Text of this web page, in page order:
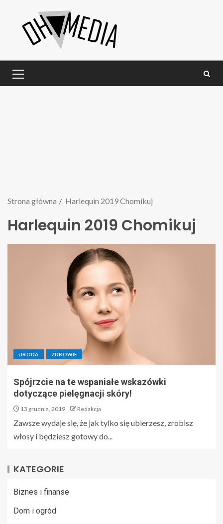
Strona główna Harlequin 2019 Chomikuj
Harlequin 2019 Chomikuj
URODA ZDROWIE
Spójrzcie na te wspaniałe wskazówki
dotyczące pielęgnacji skóry!
13 grudnia, 2019 Redakcja
Zawsze wydaje się, że jak tylko się ubierzesz, zrobisz
włosy i będziesz gotowy do...
KATEGORIE
Biznes i finanse
Dom i ogród